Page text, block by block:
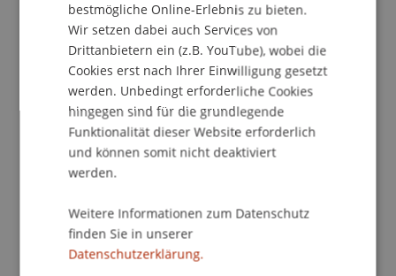
Jenseits der Perfektion
In diesem Alumni-Vortrag reflektiert Nina Beck
über Architektur zwischen Handwerkstradition
und zeitgenössischem Design.
Sie spricht über ihren persönlichen Weg in die
Selbständigkeit, was für sie nachhaltiges Bauen
bedeutet und über die kreative
Weiterverwendung bestehender Gebäude.
bestmögliche Online-Erlebnis zu bieten.
Wir setzen dabei auch Services von
Drittanbietern ein (z.B. YouTube), wobei die
Cookies erst nach Ihrer Einwilligung gesetzt
werden. Unbedingt erforderliche Cookies
hingegen sind für die grundlegende
Funktionalität dieser Website erforderlich
und können somit nicht deaktiviert
werden.
Weitere Informationen zum Datenschutz
finden Sie in unserer
Datenschutzerklärung.